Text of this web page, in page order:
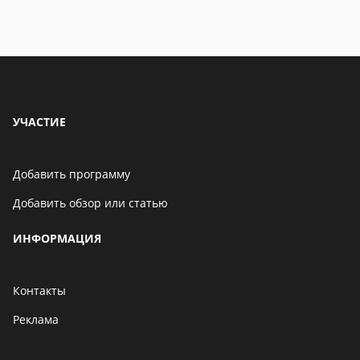
УЧАСТИЕ
Добавить программу
Добавить обзор или статью
ИНФОРМАЦИЯ
Контакты
Реклама